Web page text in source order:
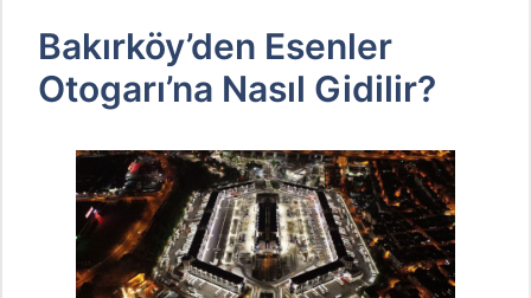
Bakırköy’den Esenler
Otogarı’na Nasıl Gidilir?